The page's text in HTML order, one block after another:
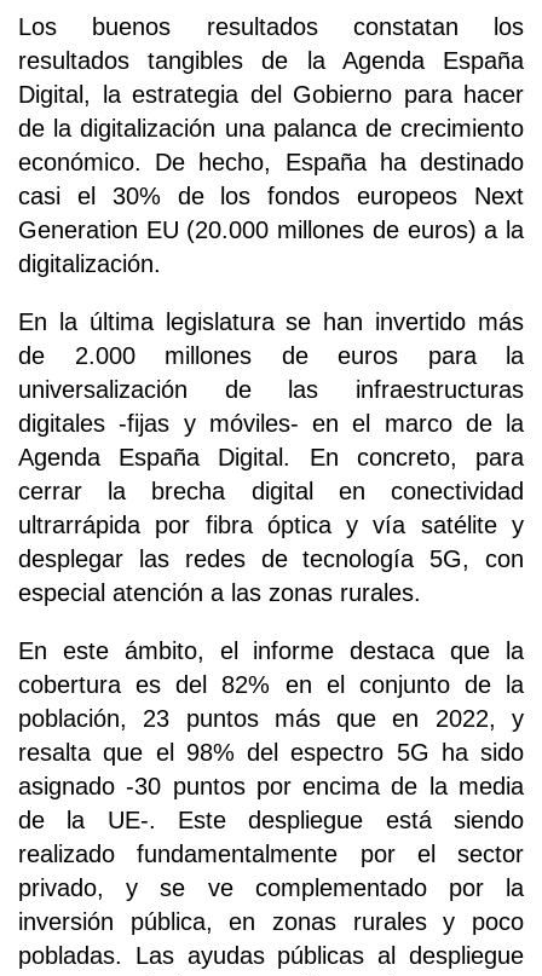
Los buenos resultados constatan los
resultados tangibles de la Agenda España
Digital, la estrategia del Gobierno para hacer
de la digitalización una palanca de crecimiento
económico. De hecho, España ha destinado
casi el 30% de los fondos europeos Next
Generation EU (20.000 millones de euros) a la
digitalización.
En la última legislatura se han invertido más
de 2.000 millones de euros para la
universalización de las infraestructuras
digitales -fijas y móviles- en el marco de la
Agenda España Digital. En concreto, para
cerrar la brecha digital en conectividad
ultrarrápida por fibra óptica y vía satélite y
desplegar las redes de tecnología 5G, con
especial atención a las zonas rurales.
En este ámbito, el informe destaca que la
cobertura es del 82% en el conjunto de la
población, 23 puntos más que en 2022, y
resalta que el 98% del espectro 5G ha sido
asignado -30 puntos por encima de la media
de la UE-. Este despliegue está siendo
realizado fundamentalmente por el sector
privado, y se ve complementado por la
inversión pública, en zonas rurales y poco
pobladas. Las ayudas públicas al despliegue